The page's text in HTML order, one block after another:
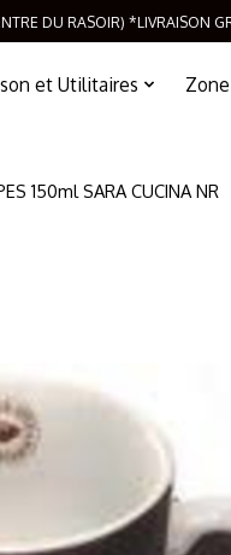
DU RASOIR) *LIVRAISON
et Utilitaires
150ml SARA CUCINA NR